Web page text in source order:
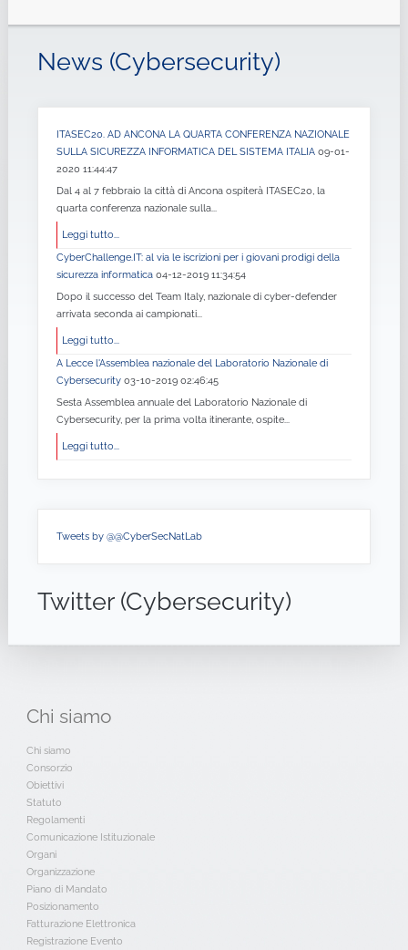
News (Cybersecurity)
ITASEC20. AD ANCONA LA QUARTA CONFERENZA NAZIONALE
SULLA SICUREZZA INFORMATICA DEL SISTEMA ITALIA 09-01-
2020 11:44:47
Dal 4 al 7 febbraio la città di Ancona ospiterà ITASEC20, la
quarta conferenza nazionale sulla...
Leggi tutto...
CyberChallenge.IT: al via le iscrizioni per i giovani prodigi della
sicurezza informatica 04-12-2019 11:34:54
Dopo il successo del Team Italy, nazionale di cyber-defender
arrivata seconda ai campionati...
Leggi tutto...
A Lecce l'Assemblea nazionale del Laboratorio Nazionale di
Cybersecurity 03-10-2019 02:46:45
Sesta Assemblea annuale del Laboratorio Nazionale di
Cybersecurity, per la prima volta itinerante, ospite...
Leggi tutto...
Tweets by @@CyberSecNatLab
Twitter (Cybersecurity)
Chi siamo
Chi siamo
Consorzio
Obiettivi
Statuto
Regolamenti
Comunicazione Istituzionale
Organi
Organizzazione
Piano di Mandato
Posizionamento
Fatturazione Elettronica
Registrazione Evento